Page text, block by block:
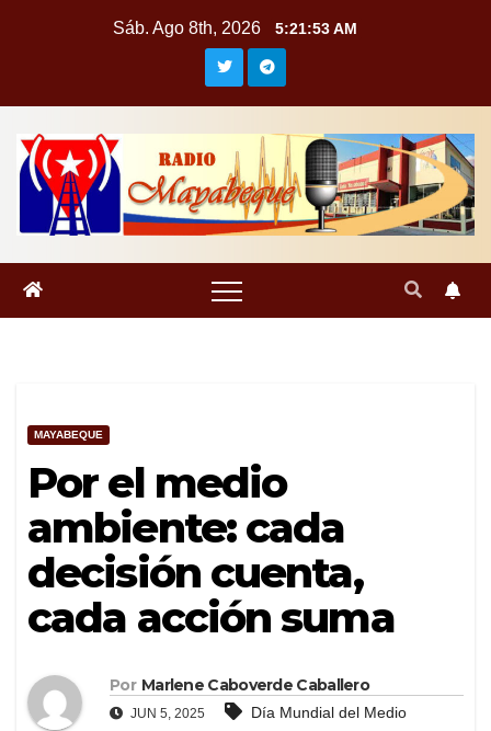
Sáb. Ago 8th, 2026 5:21:54 AM
MAYABEQUE
Por el medio
ambiente: cada
decisión cuenta,
cada acción suma
Por Marlene Caboverde Caballero
JUN 5, 2025
Día Mundial del Medio